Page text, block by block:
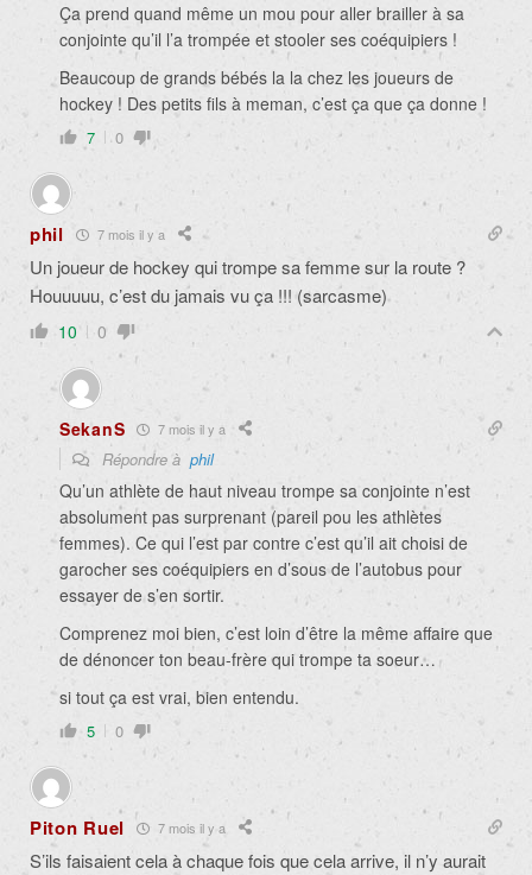
Ça prend quand même un mou pour aller brailler à sa
conjointe qu’il l’a trompée et stooler ses coéquipiers !
Beaucoup de grands bébés la la chez les joueurs de
hockey ! Des petits fils à meman, c’est ça que ça donne !
7 0
phil 7 mois il y a
Un joueur de hockey qui trompe sa femme sur la route ?
Houuuuu, c’est du jamais vu ça !!! (sarcasme)
10 0
SekanS 7 mois il y a
Répondre à phil
Qu’un athlète de haut niveau trompe sa conjointe n’est
absolument pas surprenant (pareil pou les athlètes
femmes). Ce qui l’est par contre c’est qu’il ait choisi de
garocher ses coéquipiers en d’sous de l’autobus pour
essayer de s’en sortir.
Comprenez moi bien, c’est loin d’être la même affaire que
de dénoncer ton beau-frère qui trompe ta soeur…
si tout ça est vrai, bien entendu.
5 0
Piton Ruel 7 mois il y a
S’ils faisaient cela à chaque fois que cela arrive, il n’y aurait